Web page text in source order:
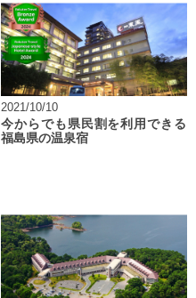
2021/10/10
今からでも県民割を利用できる
福島県の温泉宿